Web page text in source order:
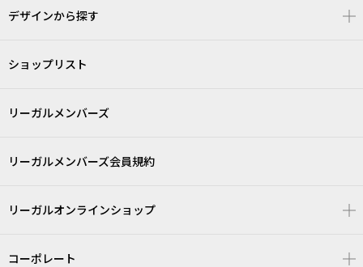
デザインから探す
ショップリスト
リーガルメンバーズ
リーガルメンバーズ会員規約
リーガルオンラインショップ
コーポレート